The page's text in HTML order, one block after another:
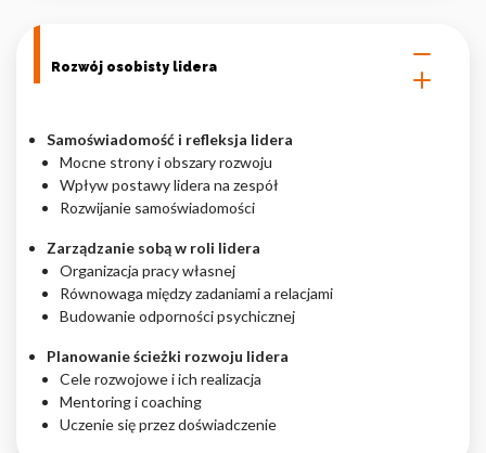
Rozwój osobisty lidera
Samoświadomość i refleksja lidera
Mocne strony i obszary rozwoju
Wpływ postawy lidera na zespół
Rozwijanie samoświadomości
Zarządzanie sobą w roli lidera
Organizacja pracy własnej
Równowaga między zadaniami a relacjami
Budowanie odporności psychicznej
Planowanie ścieżki rozwoju lidera
Cele rozwojowe i ich realizacja
Mentoring i coaching
Uczenie się przez doświadczenie